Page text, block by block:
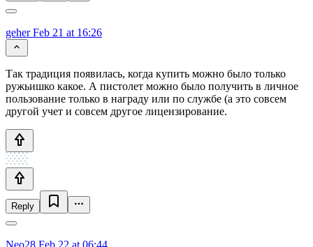
geherFeb 21 at 16:26
Так традиция появилась, когда купить можно было только
ружьишко какое. А пистолет можно было получить в личное
пользование только в награду или по службе (а это совсем
другой учет и совсем другое лицензирование.
Reply
Neo28 Feb 22 at 06:44